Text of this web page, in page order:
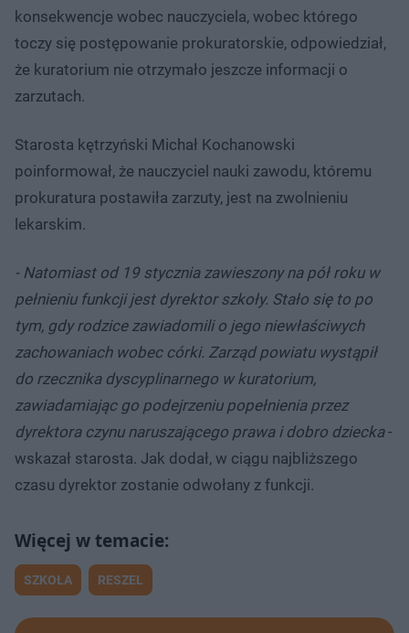
konsekwencje wobec nauczyciela, wobec którego
toczy się postępowanie prokuratorskie, odpowiedział,
że kuratorium nie otrzymało jeszcze informacji o
zarzutach.
Starosta kętrzyński Michał Kochanowski
poinformował, że nauczyciel nauki zawodu, któremu
prokuratura postawiła zarzuty, jest na zwolnieniu
lekarskim.
- Natomiast od 19 stycznia zawieszony na pół roku w
pełnieniu funkcji jest dyrektor szkoły. Stało się to po
tym, gdy rodzice zawiadomili o jego niewłaściwych
zachowaniach wobec córki. Zarząd powiatu wystąpił
do rzecznika dyscyplinarnego w kuratorium,
zawiadamiając go podejrzeniu popełnienia przez
dyrektora czynu naruszającego prawa i dobro dziecka-
wskazał starosta. Jak dodał, w ciągu najbliższego
czasu dyrektor zostanie odwołany z funkcji.
SZKOŁA RESZEL